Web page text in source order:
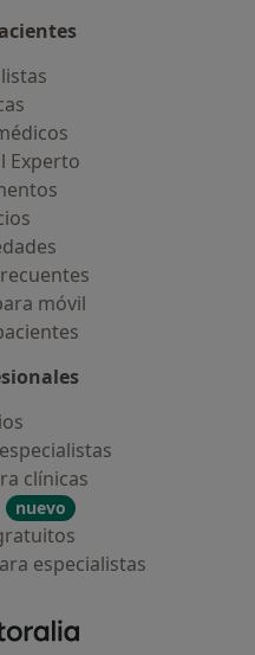
Experto
móvil
clínicas
nuevo
especialistas
- Página de inicio